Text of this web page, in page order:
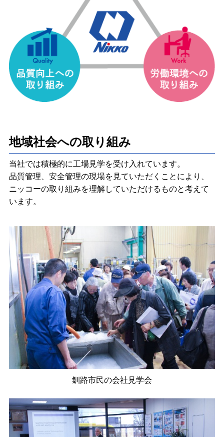
地域社会への取り組み
当社では積極的に工場見学を受け入れています。
品質管理、安全管理の現場を見ていただくことにより、
ニッコーの取り組みを理解していただけるものと考えて
います。
釧路市民の会社見学会